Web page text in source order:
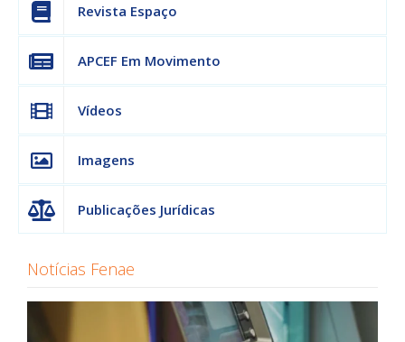
Revista Espaço
APCEF Em Movimento
Vídeos
Imagens
Publicações Jurídicas
Notícias Fenae